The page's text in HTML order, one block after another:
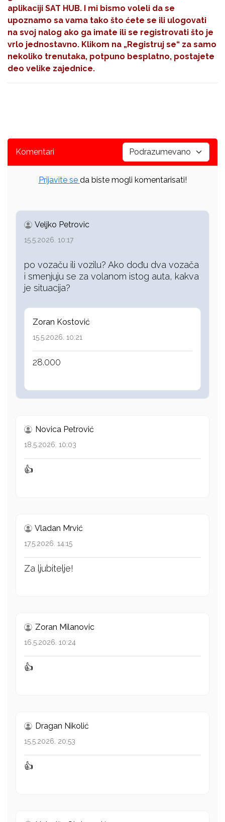
aplikaciji SAT HUB. I mi bismo voleli da se
upoznamo sa vama tako što ćete se ili ulogovati
na svoj nalog ako ga imate ili se registrovati što je
vrlo jednostavno. Klikom na „Registruj se“ za samo
nekoliko trenutaka, potpuno besplatno, postajete
deo velike zajednice.
Komentari
Prijavite se da biste mogli komentarisati!
Veljko Petrovic
15.5.2026. 10:17
po vozaču ili vozilu? Ako dođu dva vozača
i smenjuju se za volanom istog auta, kakva
je situacija?
Zoran Kostović
15.5.2026. 10:21
28.000
Novica Petrović
18.5.2026. 10:03
👍
Vladan Mrvić
17.5.2026. 14:15
Za ljubitelje!
Zoran Milanovic
16.5.2026. 10:24
👍
Dragan Nikolić
15.5.2026. 20:53
👍